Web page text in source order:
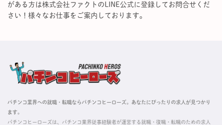
がある方は株式会社ファクトのLINE公式に登録してお問合せくだ
さい！様々なお仕事をご案内しております。
パチンコ業界への就職・転職ならパチンコヒーローズ。あなたにぴったりの求人が見つかり
ます。
パチンコヒーローズは、パチンコ業界従事経験者が運営する就職・復職・転職のための求人